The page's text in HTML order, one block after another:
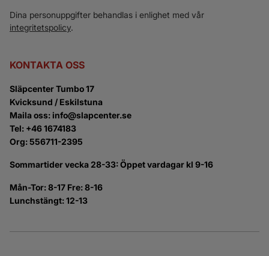
Dina personuppgifter behandlas i enlighet med vår
integritetspolicy.
KONTAKTA OSS
Släpcenter Tumbo 17
Kvicksund / Eskilstuna
Maila oss: info@slapcenter.se
Tel: +46 1674183
Org: 556711-2395
Sommartider vecka 28-33: Öppet vardagar kl 9-16
Mån-Tor: 8-17 Fre: 8-16
Lunchstängt: 12-13